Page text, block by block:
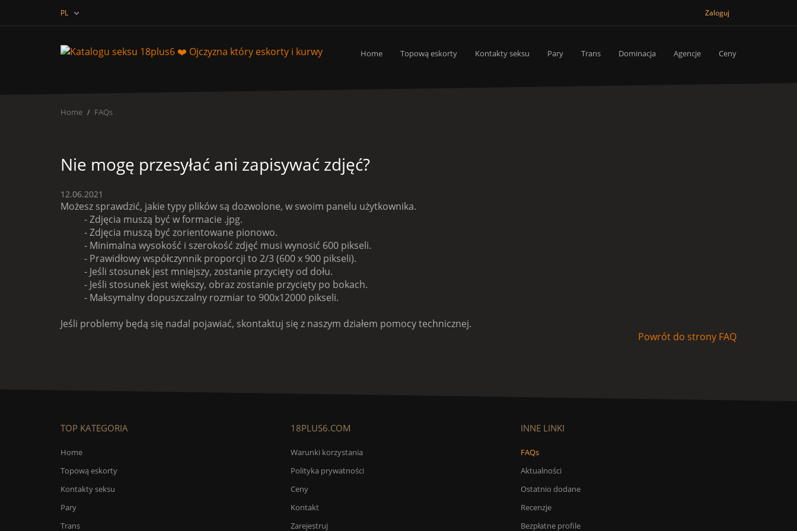
PL Zaloguj
Home Topową eskorty Kontakty seksu Pary Trans Dominacja Agencje Ceny
Home FAQs
Nie mogę przesyłać ani zapisywać zdjęć?
12.06.2021
Możesz sprawdzić, jakie typy plików są dozwolone, w swoim panelu użytkownika.
- Zdjęcia muszą być w formacie .jpg.
- Zdjęcia muszą być zorientowane pionowo.
- Minimalna wysokość i szerokość zdjęć musi wynosić 600 pikseli.
- Prawidłowy współczynnik proporcji to 2/3 (600 x 900 pikseli).
- Jeśli stosunek jest mniejszy, zostanie przycięty od dołu.
- Jeśli stosunek jest większy, obraz zostanie przycięty po bokach.
- Maksymalny dopuszczalny rozmiar to 900x12000 pikseli.
Jeśli problemy będą się nadal pojawiać, skontaktuj się z naszym działem pomocy technicznej.
Powrót do strony FAQ
TOP KATEGORIA
Home
Topową eskorty
Kontakty seksu
Pary
Trans
18PLUS6.COM
Warunki korzystania
Polityka prywatności
Ceny
Kontakt
Zarejestruj
INNE LINKI
FAQs
Aktualności
Ostatnio dodane
Recenzje
Bezpłatne profile